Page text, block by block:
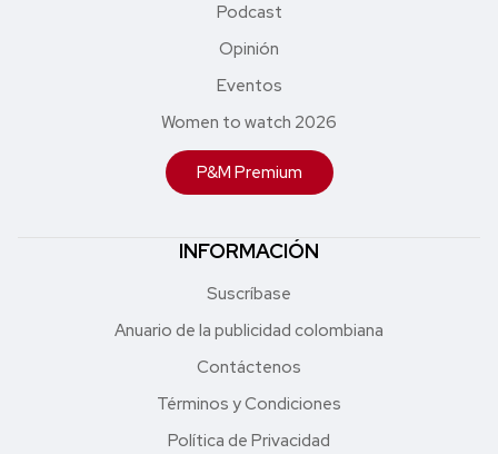
Podcast
Opinión
Eventos
Women to watch 2026
P&M Premium
INFORMACIÓN
Suscríbase
Anuario de la publicidad colombiana
Contáctenos
Términos y Condiciones
Política de Privacidad